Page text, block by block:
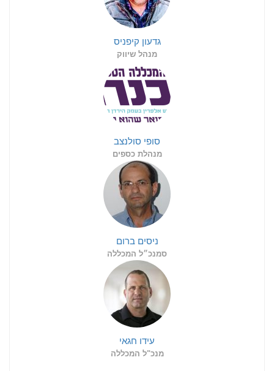
גדעון קיפניס
מנהל שיווק
סופי סולנצב
מנהלת כספים
ניסים ברום
סמנכ״ל המכללה
עידו חגאי
מנכ"ל המכללה